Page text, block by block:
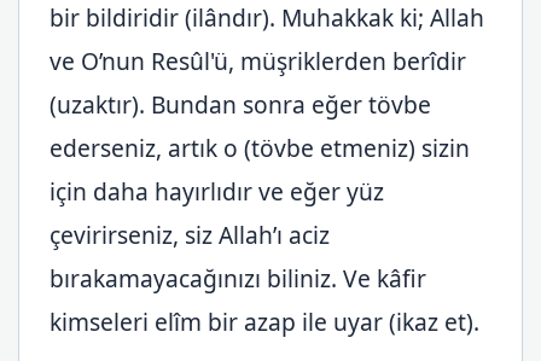
bir bildiridir (ilândır). Muhakkak ki; Allah
ve O’nun Resûl'ü, müşriklerden berîdir
(uzaktır). Bundan sonra eğer tövbe
ederseniz, artık o (tövbe etmeniz) sizin
için daha hayırlıdır ve eğer yüz
çevirirseniz, siz Allah’ı aciz
bırakamayacağınızı biliniz. Ve kâfir
kimseleri elîm bir azap ile uyar (ikaz et).